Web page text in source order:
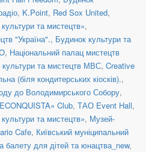
, K.Point, Red Sox United,
та мистецтв»,
"Україна"., Будинок культури та
, Національний палац мистецтв
культури та мистецтв МВС, Creative
(біля кондитерських кіосків).,
до Володимирського Собору,
Club, ТАО Event Hall,
та мистецтв», Музей-
Cafe, Київський муніципальний
балету для дітей та юнацтва_new,